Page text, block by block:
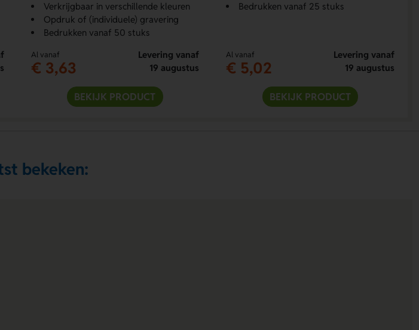
Verkrijgbaar in verschillende kleuren
Opdruk of (individuele) gravering
Bedrukken vanaf 50 stuks
Al vanaf
€ 3,63
Levering vanaf
19 augustus
BEKIJK PRODUCT
Bedrukken vanaf 25 stuks
Al vanaf
€ 5,02
Levering vanaf
19 augustus
BEKIJK PRODUCT
bekeken: